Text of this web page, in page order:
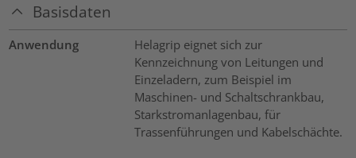
Basisdaten
Anwendung
Helagrip eignet sich zur
Kennzeichnung von Leitungen und
Einzeladern, zum Beispiel im
Maschinen- und Schaltschrankbau,
Starkstromanlagenbau, für
Trassenführungen und Kabelschächte.